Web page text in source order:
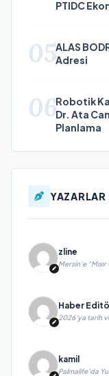
PTIDC
05ALAS
Adresi
06Robotik
Dr. Ata
Planlama
YAZARLAR
zline
Mersin'e
Haber
2026’ya tarih
kamil
Palmalife’da